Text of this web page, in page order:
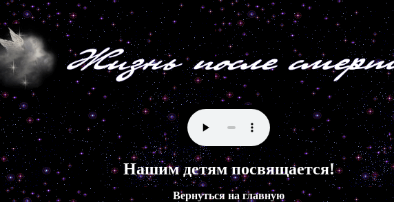
Нашим детям посвящается!
Вернуться на главную